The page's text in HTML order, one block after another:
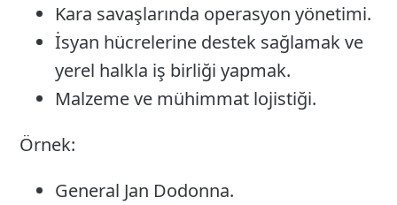
Kara savaşlarında operasyon yönetimi.
İsyan hücrelerine destek sağlamak ve
yerel halkla iş birliği yapmak.
Malzeme ve mühimmat lojistiği.
Örnek:
General Jan Dodonna.